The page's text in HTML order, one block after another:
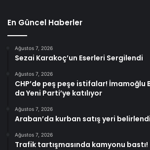
En Güncel Haberler
Ağustos 7, 2026
Sezai Karakoç’un Eserleri Sergilendi
Ağustos 7, 2026
CHP’de peş peşe istifalar! İmamoğlu
da Yeni Parti’ye katılıyor
Ağustos 7, 2026
Araban’da kurban satış yeri belirlendi
Ağustos 7, 2026
Trafik tartışmasında kamyonu bastı!